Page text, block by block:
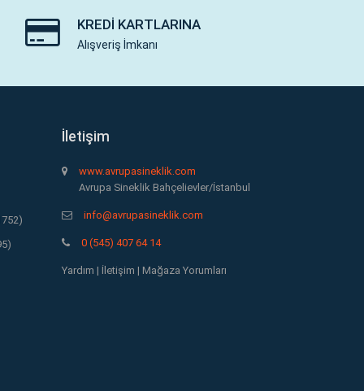
KREDI KARTLARINA
Alışveriş İmkanı
İletişim
www.avrupasineklik.com
Avrupa Sineklik Bahçelievler/İstanbul
info@avrupasineklik.com
0 (545) 407 64 14
Yardım | İletişim | Mağaza Yorumları